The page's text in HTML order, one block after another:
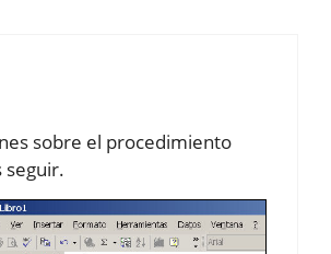
sobre el procedimiento
seguir.